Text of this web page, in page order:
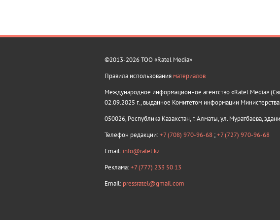
©2013-2026 ТОО «Ratel Media»
Правила использования материалов
Международное информационное агентство «Ratel Media»
02.09.2025 г., выданное Комитетом информации
050026, Республика Казахстан, г. Алматы, ул. Муратбаева,
Телефон редакции:+7 (708) 970-96-68 ;+7 (727) 970-96-68
Email: info@ratel.kz
Реклама:+7 (777) 233 50 13
Email: pressratel@gmail.com